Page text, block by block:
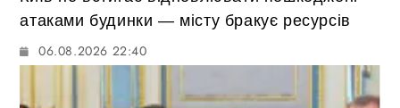
атаками будинки — місту бракує ресурсів
06.08.2026 22:40